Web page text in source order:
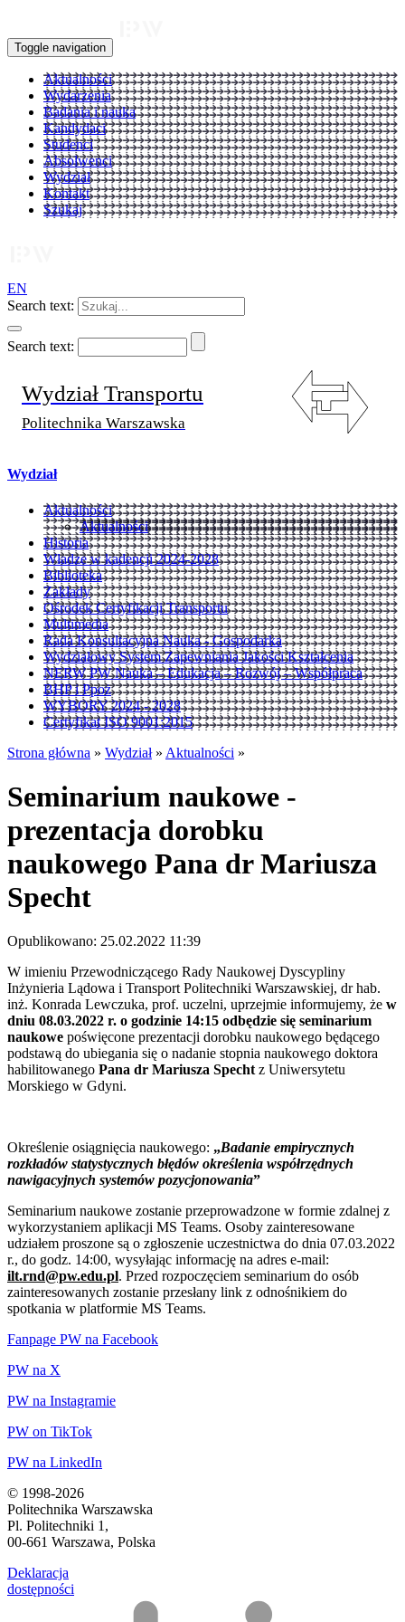
Toggle navigation
Aktualności
Wydarzenia
Badania i nauka
Kandydaci
Studenci
Absolwenci
Wydział
Kontakt
Szukaj
EN
Search text:
Search text:
Wydział Transportu
Politechnika Warszawska
Wydział
Aktualności
Aktualności
Historia
Władze w kadencji 2024-2028
Biblioteka
Zakłady
Ośrodek Certyfikacji Transportu
Multimedia
Rada Konsultacyjna Nauka - Gospodarka
Wydziałowy System Zapewniania Jakości Kształcenia
NERW PW Nauka – Edukacja – Rozwój – Współpraca
BHP i Ppoż
WYBORY 2024 - 2028
Certyfikat ISO 9001:2015
Strona główna » Wydział » Aktualności »
Seminarium naukowe -
prezentacja dorobku
naukowego Pana dr Mariusza
Specht
Opublikowano: 25.02.2022 11:39
W imieniu Przewodniczącego Rady Naukowej Dyscypliny
Inżynieria Lądowa i Transport Politechniki Warszawskiej, dr hab.
inż. Konrada Lewczuka, prof. uczelni, uprzejmie informujemy, że w
dniu 08.03.2022 r. o godzinie 14:15 odbędzie się seminarium
naukowe poświęcone prezentacji dorobku naukowego będącego
podstawą do ubiegania się o nadanie stopnia naukowego doktora
habilitowanego Pana dr Mariusza Spechtz Uniwersytetu
Morskiego w Gdyni.
Określenie osiągnięcia naukowego: „Badanie empirycznych
rozkładów statystycznych błędów określenia współrzędnych
nawigacyjnych systemów pozycjonowania”
Seminarium naukowe zostanie przeprowadzone w formie zdalnej z
wykorzystaniem aplikacji MS Teams. Osoby zainteresowane
udziałem proszone są o zgłoszenie uczestnictwa do dnia 07.03.2022
r., do godz. 14:00, wysyłając informację na adres e-mail:
ilt.rnd@pw.edu.pl. Przed rozpoczęciem seminarium do osób
zainteresowanych zostanie przesłany link z odnośnikiem do
spotkania w platformie MS Teams.
Fanpage PW na Facebook
PW na X
PW na Instagramie
PW on TikTok
PW na LinkedIn
© 1998-2026
Politechnika Warszawska
Pl. Politechniki 1,
00-661 Warszawa, Polska
Deklaracja
dostępności